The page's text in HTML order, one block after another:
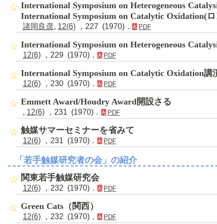
International Symposium on Heterogeneous
International Symposium on Catalytic Oxidation(
諸岡良彦, 12(6) ，227 (1970)． PDF
International Symposium on Heterogeneous
12(6) ，229 (1970)． PDF
International Symposium on Catalytic Oxidation講
12(6) ，230 (1970)． PDF
Emmett Award/Houdry Award開設さる
, 12(6) ，231 (1970)． PDF
触媒サマーセミナーを省みて
12(6) ，231 (1970)． PDF
「若手触媒研究者の会」の紹介
関東若手触媒研究会
12(6) ，232 (1970)． PDF
Green Cats（関西）
12(6) ，232 (1970)． PDF